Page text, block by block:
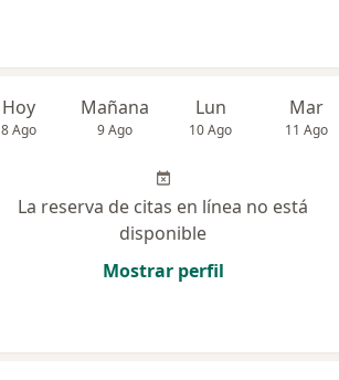
Hoy
8 Ago
Mañana
9 Ago
Lun
10 Ago
Mar
11 Ago
La reserva de citas en línea no está
disponible
Mostrar perfil